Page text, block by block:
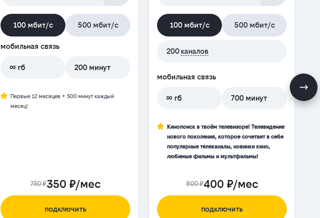
100 мбит/с 500 мбит/с
мобильная связь
∞ гб 200 минут
Первые 12 месяцев + 500 минут каждый
месяц!
750 ₽350 ₽/мес
подключить
100 мбит/с 500 мбит/с
200 каналов
мобильная связь
∞ гб 700 минут
Кинопоиск в твоём телевизоре! Телевидение
нового поколения, которое сочетает в себе
популярные телеканалы, новинки кино,
любимые фильмы и мультфильмы!
800 ₽400 ₽/мес
подключить